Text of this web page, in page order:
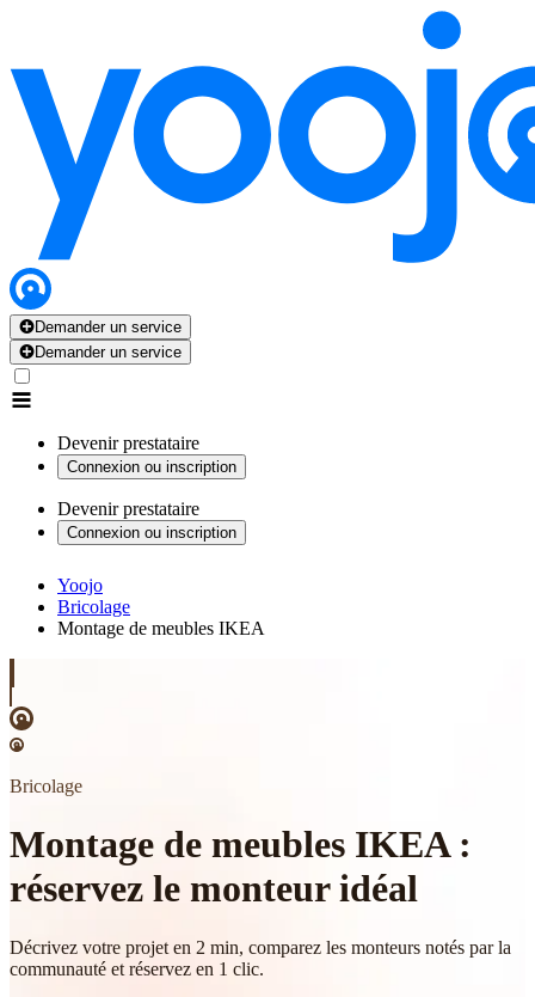
Demander un service
Demander un service
Devenir prestataire
Connexion ou inscription
Devenir prestataire
Connexion ou inscription
Yoojo
Bricolage
Montage de meubles IKEA
Bricolage
Montage de meubles IKEA :
réservez le monteur idéal
Décrivez votre projet en 2 min, comparez les monteurs notés par la
communauté et réservez en 1 clic.